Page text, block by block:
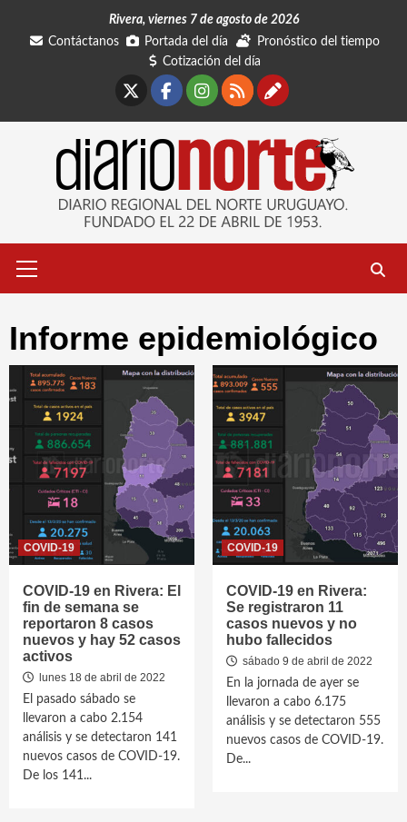
Rivera, viernes 7 de agosto de 2026
Contáctanos
Portada del día
Pronóstico del tiempo
Cotización del día
Facebook
Instagram
RSSContáctanos
primario
Informe epidemiológico
COVID-19
COVID-19 en Rivera: El
fin de semana se
reportaron 8 casos
nuevos y hay 52 casos
activos
lunes 18 de abril de 2022
El pasado sábado se
llevaron a cabo 2.154
análisis y se detectaron 141
nuevos casos de COVID-19.
De los 141...
COVID-19
COVID-19 en Rivera:
Se registraron 11
casos nuevos y no
hubo fallecidos
sábado 9 de abril de 2022
En la jornada de ayer se
llevaron a cabo 6.175
análisis y se detectaron 555
nuevos casos de COVID-19.
De...